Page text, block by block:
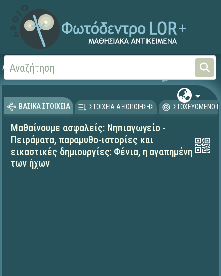
Αρχική Μαθαίνουμε στο Σπίτι
ΒΑΣΙΚΑ ΣΤΟΙΧΕΙΑ ΣΤΟΙΧΕΙΑ ΑΞΙΟΠΟΙΗΣΗΣ ΣΤΟΧΕΥΟΜΕΝΟ
Μαθαίνουμε ασφαλείς: Νηπιαγωγείο -
Πειράματα, παραμυθο-ιστορίες και
εικαστικές δημιουργίες: Φένια, η αγαπημένη
των ήχων